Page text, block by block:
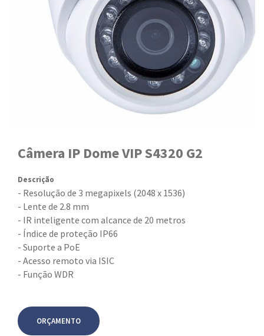
Câmera IP Dome VIP S4320 G2
Descrição
- Resolução de 3 megapixels (2048 x 1536)
- Lente de 2.8 mm
- IR inteligente com alcance de 20 metros
- Índice de proteção IP66
- Suporte a PoE
- Acesso remoto via ISIC
- Função WDR
ORÇAMENTO